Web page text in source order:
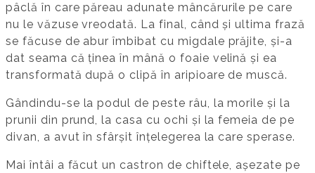
pâclă în care păreau adunate mâncărurile pe care
nu le văzuse vreodată. La final, când și ultima frază
se făcuse de abur îmbibat cu migdale prăjite, și-a
dat seama că ținea în mână o foaie velină și ea
transformată după o clipă în aripioare de muscă.
Gândindu-se la podul de peste râu, la morile și la
prunii din prund, la casa cu ochi și la femeia de pe
divan, a avut în sfârșit înțelegerea la care sperase.
Mai întâi a făcut un castron de chiftele, așezate pe